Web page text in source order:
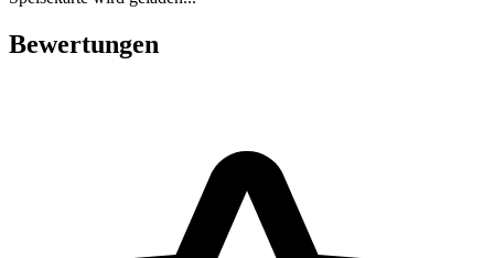
Bewertungen